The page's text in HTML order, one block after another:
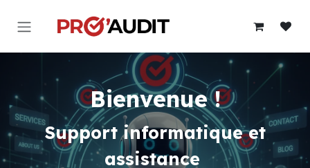
Bienvenue !
Support informatique et
assistance